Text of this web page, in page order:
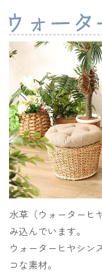
水草（ウォーターヒ
み込んでいます。
ウォーターヒヤシン
コな素材。